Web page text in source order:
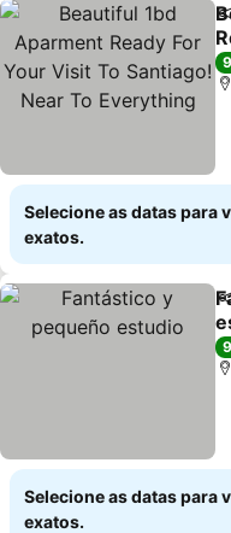
Selecione as datas para
exatos.
Selecione as datas para
exatos.